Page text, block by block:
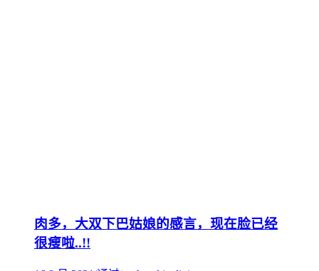
肉多，大双下巴姑娘的感言，现在脸已经
很瘦啦..!!